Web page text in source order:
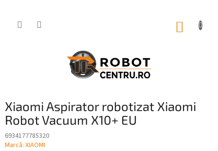
conținut
COŞ
Xiaomi Aspirator robotizat Xiaomi
Robot Vacuum X10+ EU
6934177785320
Marcă: XIAOMI